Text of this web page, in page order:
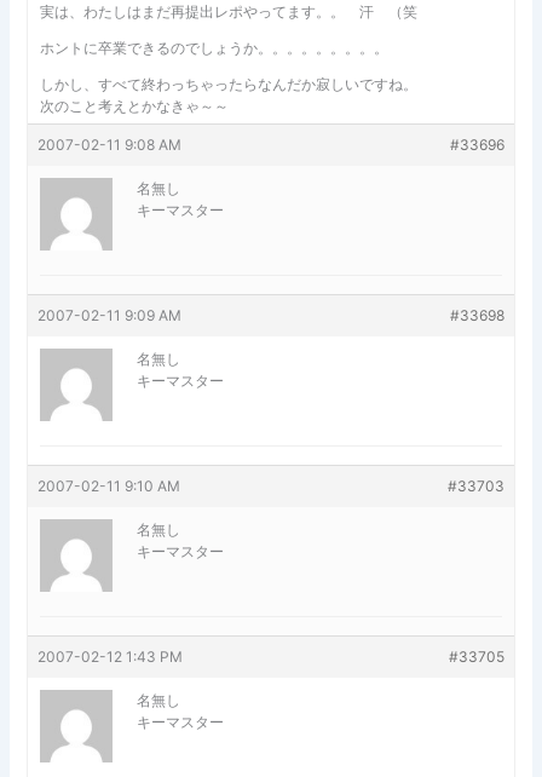
実は、わたしはまだ再提出レポやってます。。 汗 （笑
ホントに卒業できるのでしょうか。。。。。。。。。
しかし、すべて終わっちゃったらなんだか寂しいですね。
次のこと考えとかなきゃ～～
2007-02-11 9:08 AM #33696
名無し
キーマスター
2007-02-11 9:09 AM #33698
名無し
キーマスター
2007-02-11 9:10 AM #33703
名無し
キーマスター
2007-02-12 1:43 PM #33705
名無し
キーマスター